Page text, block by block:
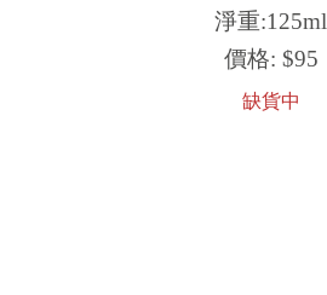
淨重:125ml
價格: $95
缺貨中